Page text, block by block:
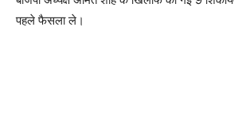
पहले फैसला ले।